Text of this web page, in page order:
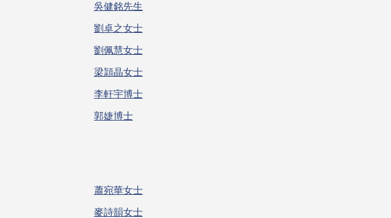
吳健銘先生
劉卓之女士
劉佩慧女士
梁頴晶女士
李軒宇博士
郭婕博士
蕭宛華女士
麥詩韻女士